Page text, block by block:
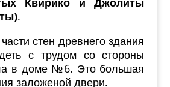
.
стен древнего здания
с трудом со стороны
в доме №6. Это большая
заложеной двери.